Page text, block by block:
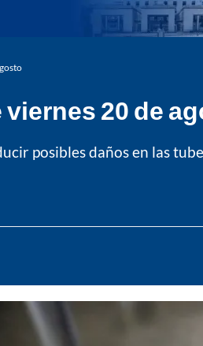
20 de
posibles daños en las